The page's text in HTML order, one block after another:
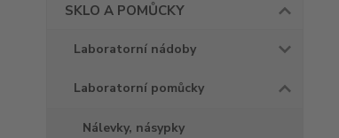
SKLO A POMŮCKY
Laboratorní nádoby
Laboratorní pomůcky
Nálevky, násypky